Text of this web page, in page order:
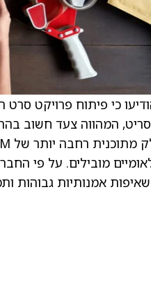
המהווה צעד חשוב
מובילים. על פי
אמנותיות גבוהות